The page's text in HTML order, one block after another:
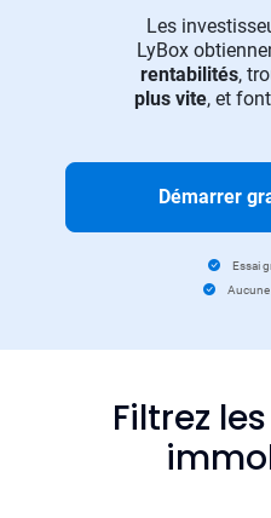
Les
LyBox
rentabilités,
plus vite, et font
Démarrer
Essai
Aucune
Filtrez